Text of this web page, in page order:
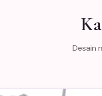
Desain